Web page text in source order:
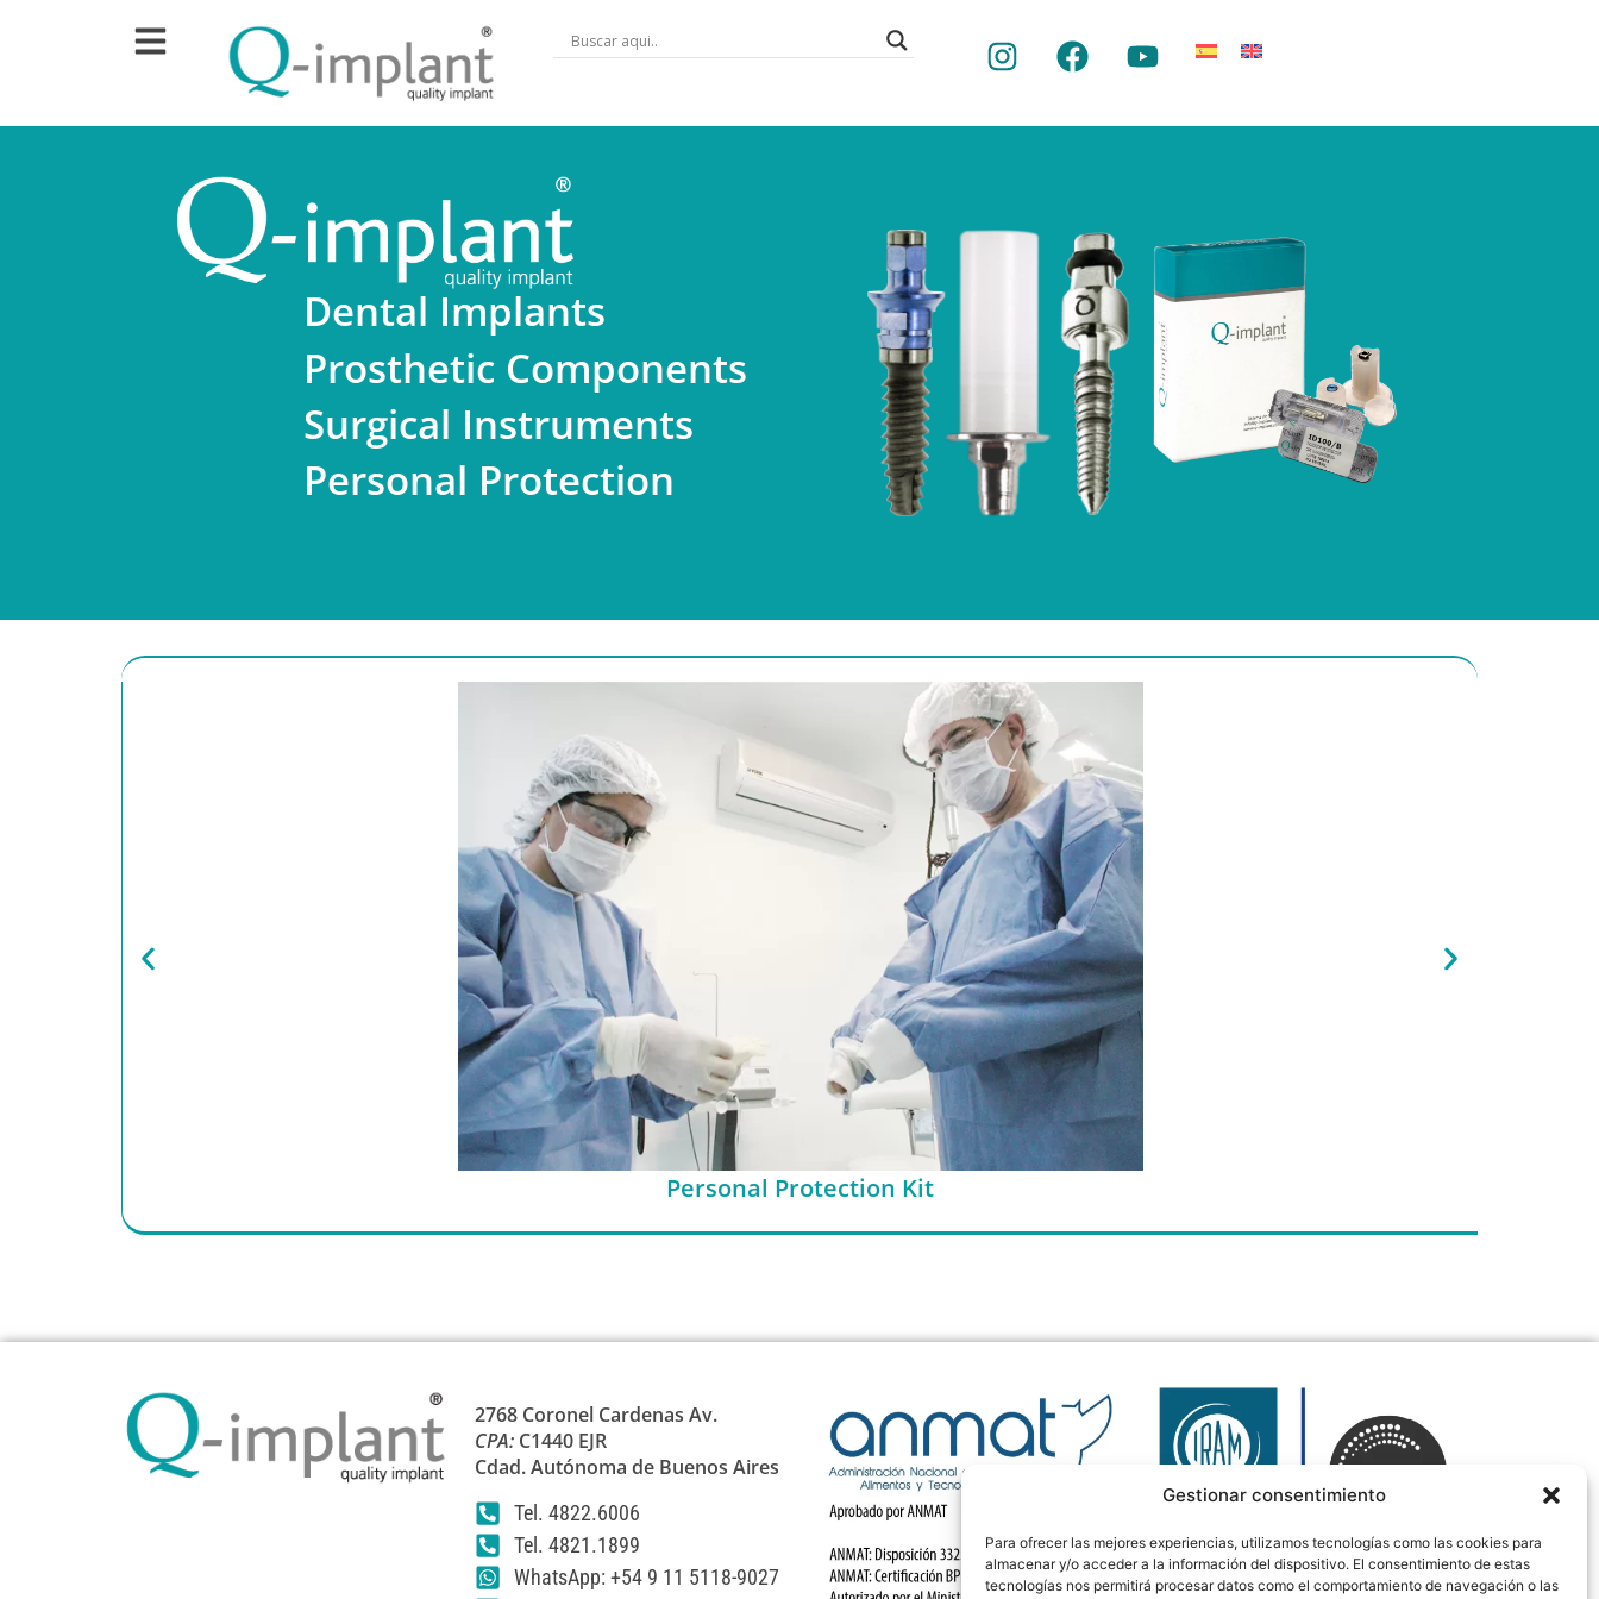
Gestionar consentimiento
Para ofrecer las mejores experiencias, utilizamos tecnologías como las cookies para
almacenar y/o acceder a la información del dispositivo. El consentimiento de estas
tecnologías nos permitirá procesar datos como el comportamiento de navegación o las
Dental Implants
Prosthetic Components
Surgical Instruments
Personal Protection
Personal Protection Kit
2768 Coronel Cardenas Av.
CPA: C1440 EJR
Cdad. Autónoma de Buenos Aires
Tel. 4822.6006
Tel. 4821.1899
WhatsApp: +54 9 11 5118-9027